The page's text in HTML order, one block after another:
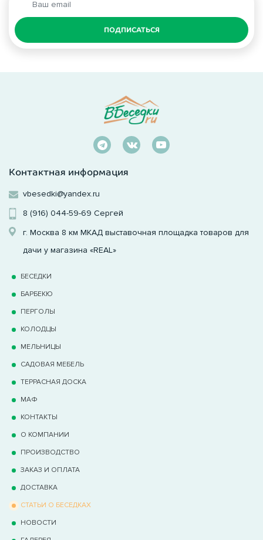
ПОДПИСАТЬСЯ
Контактная информация
vbesedki@yandex.ru
8 (916) 044-59-69 Сергей
г. Москва 8 км МКАД выставочная площадка товаров для
дачи у магазина «REAL»
БЕСЕДКИ
БАРБЕКЮ
ПЕРГОЛЫ
КОЛОДЦЫ
МЕЛЬНИЦЫ
САДОВАЯ МЕБЕЛЬ
ТЕРРАCНАЯ ДОСКА
МАФ
КОНТАКТЫ
О КОМПАНИИ
ПРОИЗВОДСТВО
ЗАКАЗ И ОПЛАТА
ДОСТАВКА
СТАТЬИ О БЕСЕДКАХ
НОВОСТИ